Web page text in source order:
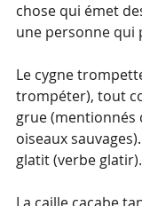
chose qui émet
une personne qui
Le cygne
trompéter), tout
grue (mentionnés
oiseaux
glatit (verbe glatir).